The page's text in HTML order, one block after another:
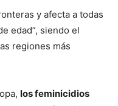
y afecta a todas
edad”, siendo el
regiones más
los feminicidios